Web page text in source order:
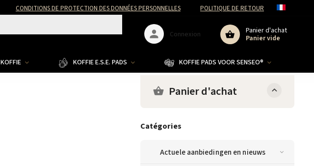
CONDITIONS DE PROTECTION DES DONNÉES PERSONNELLES POLITIQUE DE RETOUR
Panier d'achat
Panier vide
Connexion
KOFFIE KOFFIE E.S.E. PADS KOFFIE PADS VOOR SENSEO®
Panier d'achat
Catégories
Actuele aanbiedingen en nieuws